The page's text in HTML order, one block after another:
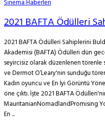
Sinema Haberleri
2021 BAFTA Ödülleri
2021 BAFTA Ödülleri Sahiplerini
Akademisi (BAFTA) Ödülleri dün
seyircisiz olarak düzenlenen
ve Dermot O’Leary'nin sunduğu
Kadın oyuncu ve En İyi Görüntü
öne çıktı. İşte 2021 BAFTA
MauritanianNomadlandPromising
En ...